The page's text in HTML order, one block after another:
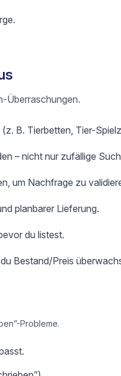
Überraschungen.
B. Tierbetten, Tier-
– nicht nur zufällige
um Nachfrage zu
planbarer Lieferung.
du listest.
Bestand/Preis
Probleme.